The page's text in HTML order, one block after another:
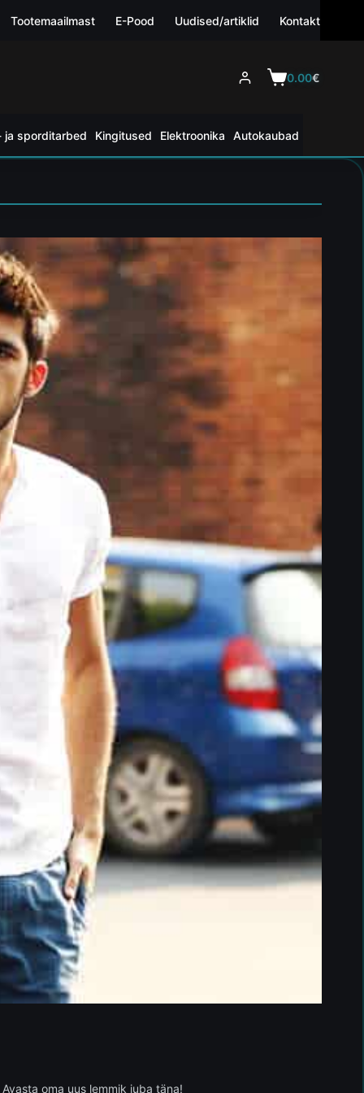
Tootemaailmast E-Pood Uudised/artiklid Kontakt
0.00€
ja sporditarbed Kingitused Elektroonika Autokaubad
oma uus lemmik juba täna!